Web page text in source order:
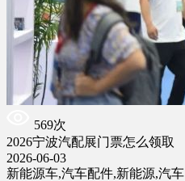
569次
2026宁波汽配展门票怎么领取
2026-06-03
新能源车,汽车配件,新能源,汽车